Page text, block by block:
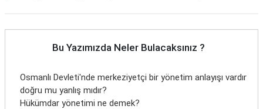
Bu Yazımızda Neler Bulacaksınız ?
Osmanlı Devleti'nde merkeziyetçi bir yönetim anlayışı vardır
doğru mu yanlış mıdır?
Hükümdar yönetimi ne demek?